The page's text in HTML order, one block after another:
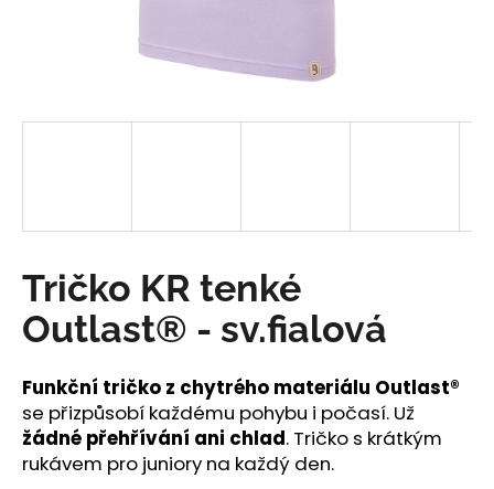
Tričko KR tenké
Outlast® - sv.fialová
Funkční tričko z chytrého materiálu Outlast®
se přizpůsobí každému pohybu i počasí. Už
žádné přehřívání ani chlad. Tričko s krátkým
rukávem pro juniory na každý den.
t
o
p
o
r
u